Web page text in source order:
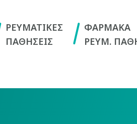
ΡΕΥΜΑΤΙΚΕΣ
ΠΑΘΗΣΕΙΣ
ΦΑΡΜΑΚΑ
ΡΕΥΜ.